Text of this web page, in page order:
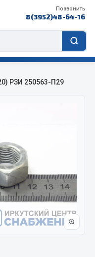
Позвонить
8(3952)48-64-16
РЗИ 250563-П29